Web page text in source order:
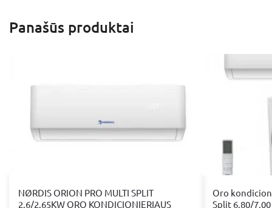
Panašūs produktai
NØRDIS ORION PRO MULTI SPLIT
2.6/2.65KW ORO KONDICIONIERIAUS
Oro
Split 6,80/